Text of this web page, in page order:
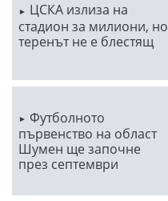
ЦСКА излиза на
стадион за милиони, но
теренът не е блестящ
Футболното
първенство на област
Шумен ще започне
през септември